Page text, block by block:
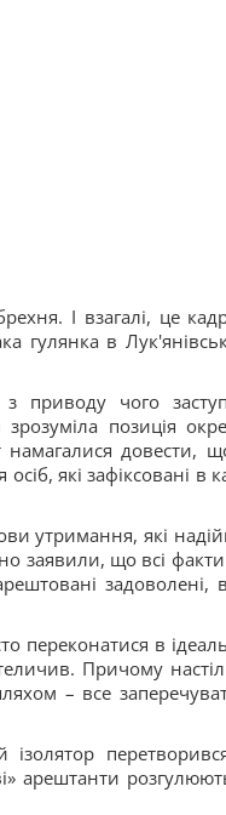
І взагалі, це
гулянка в
приводу чого
позиція
намагалися довести,
які зафіксовані в
утримання, які
заявили, що всі
задоволені,
переконатися в
Причому
– все
арештанти